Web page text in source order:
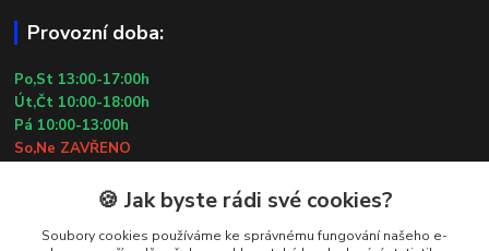
Provozní doba:
Po,St 13:00-17:00h
Út,Čt 10:00-18:00h
Pá 10:00-13:00h
So,Ne ZAVŘENO
Kontakty
🍪 Jak byste rádi své cookies?
Soubory cookies používáme ke správnému fungování našeho e-